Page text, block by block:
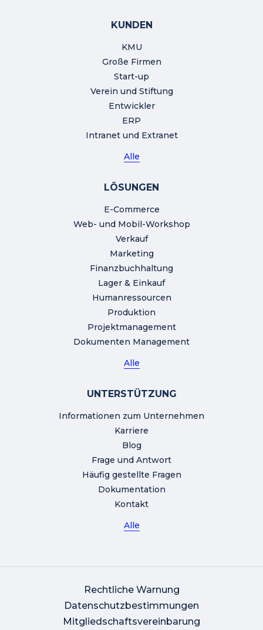
KUNDEN
KMU
Große Firmen
Start-up
Verein und Stiftung
Entwickler
ERP
Intranet und Extranet
Alle
LÖSUNGEN
E-Commerce
Web- und Mobil-Workshop
Verkauf
Marketing
Finanzbuchhaltung
Lager & Einkauf
Humanressourcen
Produktion
Projektmanagement
Dokumenten Management
Alle
UNTERSTÜTZUNG
Informationen zum Unternehmen
Karriere
Blog
Frage und Antwort
Häufig gestellte Fragen
Dokumentation
Kontakt
Alle
Rechtliche Warnung
Datenschutzbestimmungen
Mitgliedschaftsvereinbarung